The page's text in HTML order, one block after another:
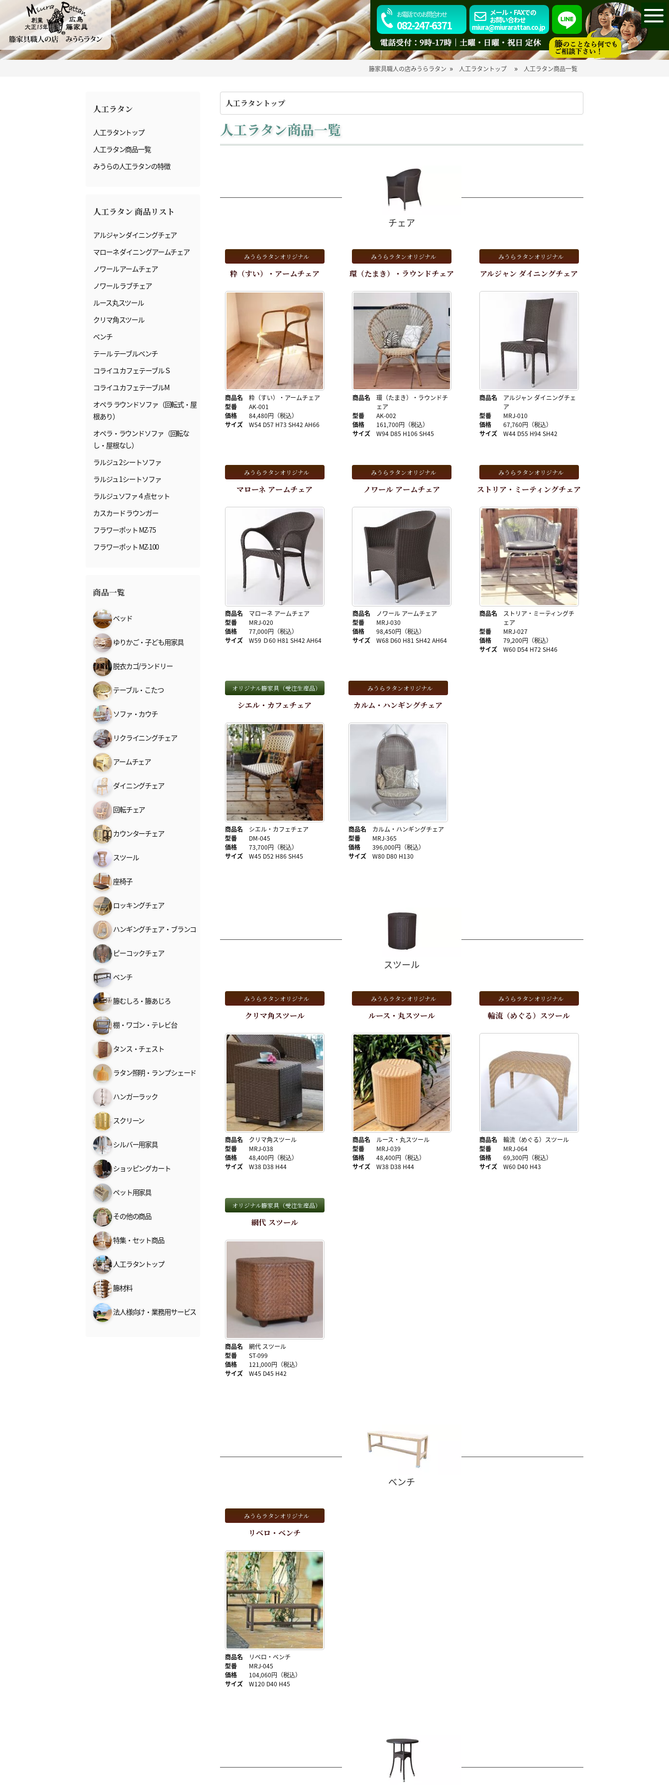
お電話でのお問合わせ
082-247-6371
メール・FAXでの
お問い合わせ
miura@miurarattan.co.jp
籐家具職人の店みうらラタン » 人工ラタントップ » 人工ラタン商品一覧
人工ラタン
人工ラタントップ
人工ラタン商品一覧
みうらの人工ラタンの特徴
人工ラタン 商品リスト
アルジャン ダイニングチェア
マローネ ダイニングアームチェア
ノワール アームチェア
ノワール ラブチェア
ルース丸スツール
クリマ角スツール
ベンチ
テール テーブルベンチ
コライユ カフェテーブルＳ
コライユ カフェテーブルM
オペラ ラウンドソファ（回転式・屋
根あり）
オペラ・ラウンドソファ（回転な
し・屋根なし）
ラルジュ 2シートソファ
ラルジュ 1シートソファ
ラルジュソファ４点セット
カスカード ラウンガー
フラワーポット MZ-75
フラワーポット MZ-100
商品一覧
ベッド
ゆりかご・子ども用家具
脱衣カゴ/ランドリー
テーブル・こたつ
ソファ・カウチ
リクライニングチェア
アームチェア
ダイニングチェア
回転チェア
カウンターチェア
スツール
座椅子
ロッキングチェア
ハンギングチェア・ブランコ
ピーコックチェア
ベンチ
籐むしろ・籐あじろ
棚・ワゴン・テレビ台
タンス・チェスト
ラタン照明・ランプシェード
ハンガーラック
スクリーン
シルバー用家具
ショッピングカート
ペット用家具
その他の商品
特集・セット商品
人工ラタントップ
籐材料
法人様向け・業務用サービス
人工ラタントップ
人工ラタン商品一覧
チェア
みうらラタンオリジナル
粋（すい）・アームチェア
商品名
粋（すい）・アームチェア
型番
AK-001
価格
84,480円（税込）
サイズ
W54 D57 H73 SH42 AH66
みうらラタンオリジナル
環（たまき）・ラウンドチェア
商品名
環（たまき）・ラウンドチ
ェア
型番
AK-002
価格
161,700円（税込）
サイズ
W94 D85 H106 SH45
みうらラタンオリジナル
アルジャン ダイニングチェア
商品名
アルジャン ダイニングチェ
ア
型番
MRJ-010
価格
67,760円（税込）
サイズ
W44 D55 H94 SH42
みうらラタンオリジナル
マローネ アームチェア
商品名
マローネ アームチェア
型番
MRJ-020
価格
77,000円（税込）
サイズ
W59 Ｄ60 H81 SH42 AH64
みうらラタンオリジナル
ノワール アームチェア
商品名
ノワール アームチェア
型番
MRJ-030
価格
98,450円（税込）
サイズ
W68 D60 H81 SH42 AH64
みうらラタンオリジナル
ストリア・ミーティングチェア
商品名
ストリア・ミーティングチ
ェア
型番
MRJ-027
価格
79,200円（税込）
サイズ
W60 D54 H72 SH46
オリジナル籐家具（受注生産品）
シエル・カフェチェア
商品名
シエル・カフェチェア
型番
DM-045
価格
73,700円（税込）
サイズ
W45 D52 H86 SH45
みうらラタンオリジナル
カルム・ハンギングチェア
商品名
カルム・ハンギングチェア
型番
MRJ-365
価格
396,000円（税込）
サイズ
W80 D80 H130
スツール
みうらラタンオリジナル
クリマ角スツール
商品名
クリマ角スツール
型番
MRJ-038
価格
48,400円（税込）
サイズ
W38 D38 H44
みうらラタンオリジナル
ルース・丸スツール
商品名
ルース・丸スツール
型番
MRJ-039
価格
48,400円（税込）
サイズ
W38 D38 H44
みうらラタンオリジナル
輪流（めぐる）スツール
商品名
輪流（めぐる）スツール
型番
MRJ-064
価格
69,300円（税込）
サイズ
W60 D40 H43
オリジナル籐家具（受注生産品）
網代 スツール
商品名
網代 スツール
型番
ST-099
価格
121,000円（税込）
サイズ
W45 D45 H42
ベンチ
みうらラタンオリジナル
リベロ・ベンチ
商品名
リベロ・ベンチ
型番
MRJ-045
価格
104,060円（税込）
サイズ
W120 D40 H45